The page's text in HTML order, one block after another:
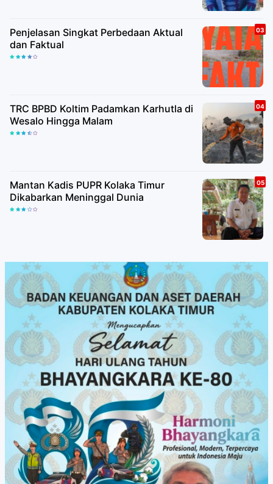
Penjelasan Singkat Perbedaan Aktual
dan Faktual
TRC BPBD Koltim Padamkan Karhutla di
Wesalo Hingga Malam
Mantan Kadis PUPR Kolaka Timur
Dikabarkan Meninggal Dunia